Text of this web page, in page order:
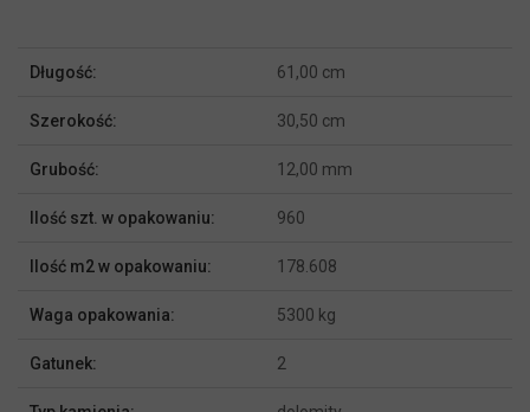
Więcej
Długość: 61,00 cm
Szerokość: 30,50 cm
Grubość: 12,00 mm
Ilość szt. w opakowaniu: 960
Ilość m2 w opakowaniu: 178.608
Waga opakowania: 5300 kg
Gatunek: 2